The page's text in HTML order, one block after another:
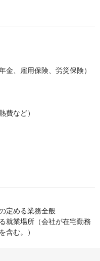
金、雇用保険、労災保険）
費など）
定める業務全般
就業場所（会社が在宅勤務
含む。）